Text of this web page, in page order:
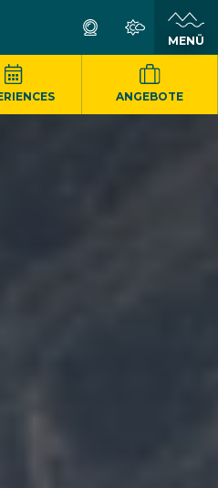
MENÜ
ANGEBOTE